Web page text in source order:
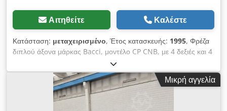
Αιτηθείτε Καλέστε
Κατάσταση: μεταχειρισμένο, Έτος κατασκευής: 1995, Φρέζα
διπλού άξονα μάρκας Bacci, μοντέλο CP CNB, με 4 δεξιές και 4
αριστερές ομάδες (2 για φρεζάρισμα και 2 για λείανση) Crodpfx
Abezcpxyj Hsf
Μικρή αγγελία